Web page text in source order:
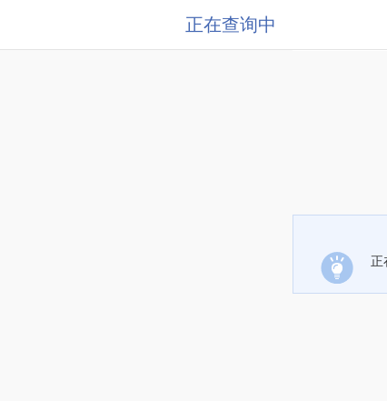
正在查询中
正